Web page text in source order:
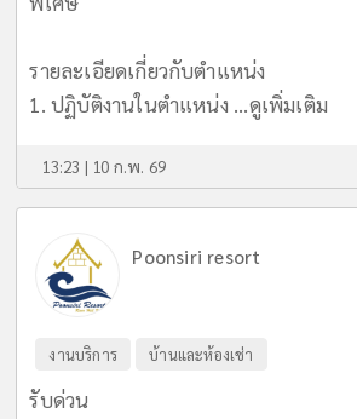
รายละเอียดเกี่ยวกับตำแหน่ง
1. ปฏิบัติงานในตำแหน่ง ...ดูเพิ่มเติม
13:23 | 10 ก.พ. 69
Poonsiri resort
งานบริการ บ้านและห้องเช่า
รับด่วน